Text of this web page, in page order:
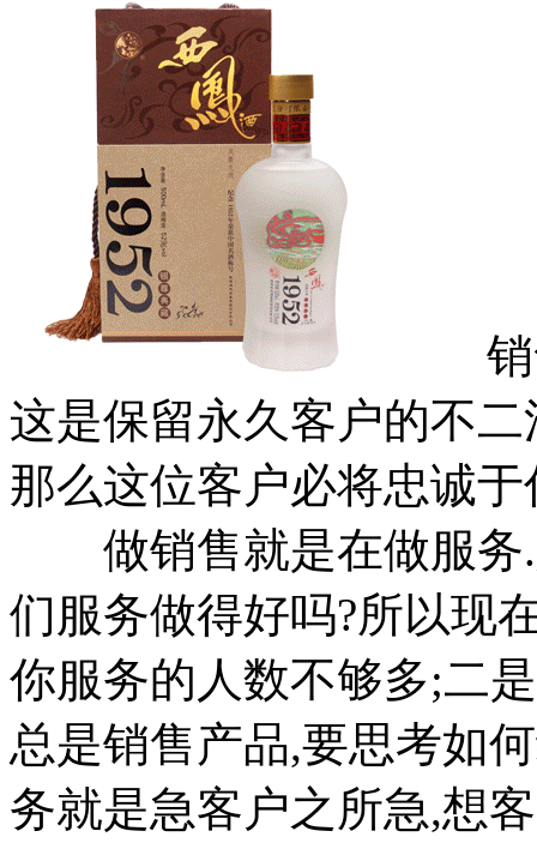
销售
这是保留永久客户的不
那么这位客户必将忠诚于
做销售就是在做服务.
们服务做得好吗?所以现
你服务的人数不够多;二
总是销售产品,要思考如
务就是急客户之所急,想